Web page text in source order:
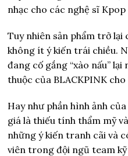
nhạc cho các nghệ sĩ Kpop
Tuy nhiên sản phẩm trở lại
không ít ý kiến trái chiều.
đang cố gắng “xào nấu”
thuộc của BLACKPINK cho
Hay như phần hình ảnh
giá là thiếu tính thẩm mỹ
những ý kiến tranh cãi và
viên trong đội ngũ team